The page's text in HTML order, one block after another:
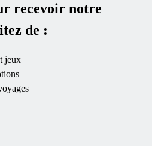
recevoir notre
de :
jeux